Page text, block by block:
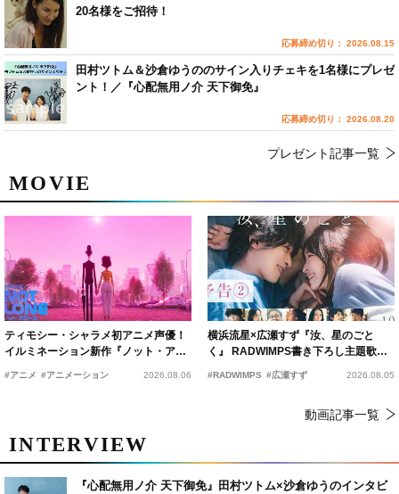
MOVIE
ティモシー・シャラメ初アニメ声優！
イルミネーション新作『ノット・アロ
#アニメ #アニメーション 2026.08.06
横浜流星×広瀬すず『汝、星のごと
く』 RADWIMPS書き下ろし主題歌が
15年の愛を切なく彩る
#RADWIMPS #広瀬すず 2026.08.05
動画記事一覧
INTERVIEW
『心配無用ノ介 天下御免』田村ツトム×沙倉ゆうのインタビ
20名様をご招待！
応募締め切り： 2026.08.15
田村ツトム＆沙倉ゆうののサイン入りチェキを1名様にプレゼ
ント！／『心配無用ノ介 天下御免』
応募締め切り： 2026.08.20
プレゼント記事一覧